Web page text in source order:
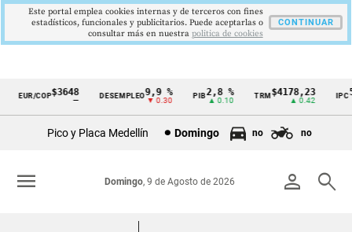
Cintillo
Colombia
EUR/COP$3648 DESEMPLEO 9,9 %
▼ 0.30
PIB2,8 %
▲ 0.10
TRM$4178,23
▲ 0.42
IPC
Pico y Placa Medellín Domingo no no
person search
Domingo, 9 de Agosto de 2026
menu
Este portal emplea cookies internas y de terceros con fines
estadísticos, funcionales y publicitarios. Puede aceptarlas o
consultar más en nuestra politica de cookies
CONTINUAR